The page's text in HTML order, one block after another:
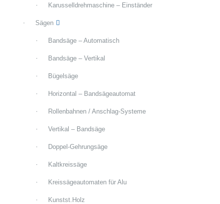
Karusselldrehmaschine – Einständer
Sägen
Bandsäge – Automatisch
Bandsäge – Vertikal
Bügelsäge
Horizontal – Bandsägeautomat
Rollenbahnen / Anschlag-Systeme
Vertikal – Bandsäge
Doppel-Gehrungsäge
Kaltkreissäge
Kreissägeautomaten für Alu
Kunstst.Holz